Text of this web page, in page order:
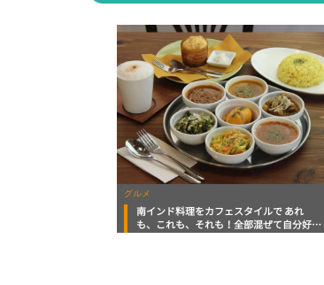
グルメ
南インド料理をカフェスタイルで あれ
も、これも、それも！全部混ぜて自分好み